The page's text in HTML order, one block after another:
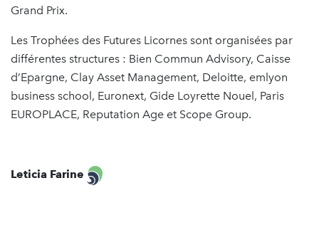
Grand Prix.
Les Trophées des Futures Licornes sont organisées par
différentes structures : Bien Commun Advisory, Caisse
d’Epargne, Clay Asset Management, Deloitte, emlyon
business school, Euronext, Gide Loyrette Nouel, Paris
EUROPLACE, Reputation Age et Scope Group.
Leticia Farine